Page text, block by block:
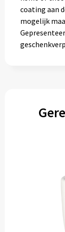
coating aan
mogelijk